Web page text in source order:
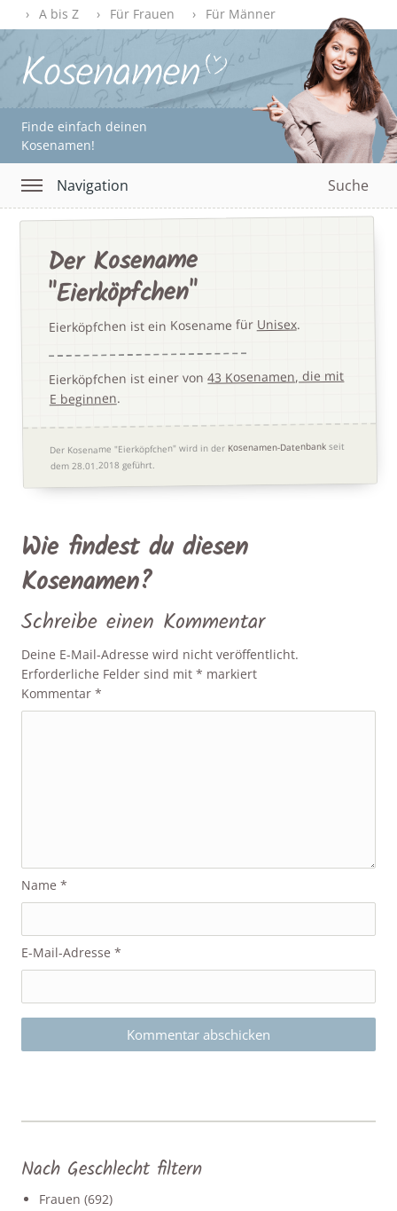
A bis Z Für Frauen Für Männer
Finde einfach deinen
Kosenamen!
Navigation Suche
Der Kosename
"Eierköpfchen"
Eierköpfchen ist ein Kosename fürUnisex.
Eierköpfchen ist einer von43 Kosenamen, die mit
E beginnen.
Der Kosename "Eierköpfchen" wird in der Kosenamen-Datenbank seit
dem 28.01.2018 geführt.
Wie findest du diesen
Kosenamen?
Schreibe einen Kommentar
Deine E-Mail-Adresse wird nicht veröffentlicht.
Erforderliche Felder sind mit* markiert
Kommentar*
Name*
E-Mail-Adresse*
Nach Geschlecht filtern
Frauen (692)